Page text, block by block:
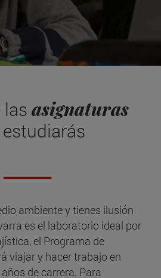
las asignaturas
ambiente y tienes ilusión
es el laboratorio ideal por
el Programa de
viajar y hacer trabajo en
de carrera. Para